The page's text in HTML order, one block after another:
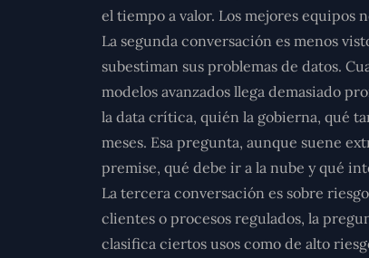
el tiempo a valor. Los mejores
La segunda conversación es menos
subestiman sus problemas de datos.
modelos avanzados llega demasiado
la data crítica, quién la gobierna, qué
meses. Esa pregunta, aunque suene
premise, qué debe ir a la nube y qué
La tercera conversación es sobre
clientes o procesos regulados, la
clasifica ciertos usos como de alto